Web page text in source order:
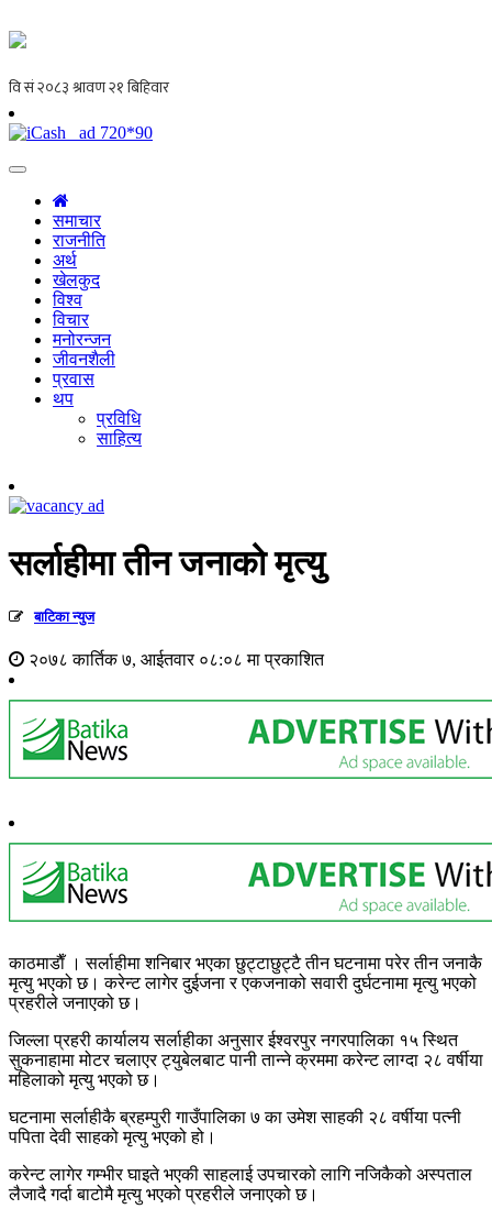
समाचार
राजनीति
अर्थ
खेलकुद
विश्व
विचार
मनोरन्जन
जीवनशैली
प्रवास
थप
प्रविधि
साहित्य
सर्लाहीमा तीन जनाको मृत्यु
बाटिका न्युज
२०७८ कार्तिक ७, आईतवार ०८:०८ मा प्रकाशित
काठमाडाैँ । सर्लाहीमा शनिबार भएका छुट्टाछुट्टै तीन घटनामा परेर तीन जनाकै
मृत्यु भएको छ। करेन्ट लागेर दुईजना र एकजनाको सवारी दुर्घटनामा मृत्यु भएको
प्रहरीले जनाएको छ।
जिल्ला प्रहरी कार्यालय सर्लाहीका अनुसार ईश्वरपुर नगरपालिका १५ स्थित
सुकनाहामा मोटर चलाएर ट्युबेलबाट पानी तान्ने क्रममा करेन्ट लाग्दा २८ वर्षीया
महिलाको मृत्यु भएको छ।
घटनामा सर्लाहीकै ब्रहम्पुरी गाउँपालिका ७ का उमेश साहकी २८ वर्षीया पत्नी
पपिता देवी साहको मृत्यु भएको हो।
करेन्ट लागेर गम्भीर घाइते भएकी साहलाई उपचारको लागि नजिकैको अस्पताल
लैजादै गर्दा बाटोमै मृत्यु भएको प्रहरीले जनाएको छ।